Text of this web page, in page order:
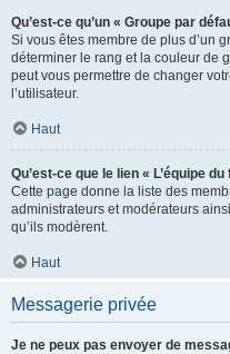
Qu’est-ce qu’un « Groupe par
Si vous êtes membre de plus d’un
déterminer le rang et la couleur de
peut vous permettre de changer
l’utilisateur.
Haut
Qu’est-ce que le lien « L’équipe
Cette page donne la liste des
administrateurs et modérateurs
qu’ils modèrent.
Haut
Messagerie privée
Je ne peux pas envoyer de